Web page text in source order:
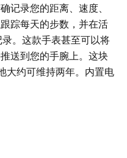
记录您的距离、速度、
踪每天的步数，并在活
。这款手表甚至可以将
送到您的手腕上。这块
大约可维持两年。内置电